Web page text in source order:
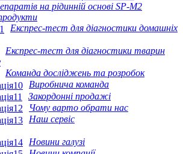
на рідинній основі SP-M2
Експрес-тест для діагностики домашніх
Експрес-тест для діагностики тварин
Команда досліджень та розробок
Виробнича команда
Закордонні продажі
Чому варто обрати нас
Наш сервіс
Новини галузі